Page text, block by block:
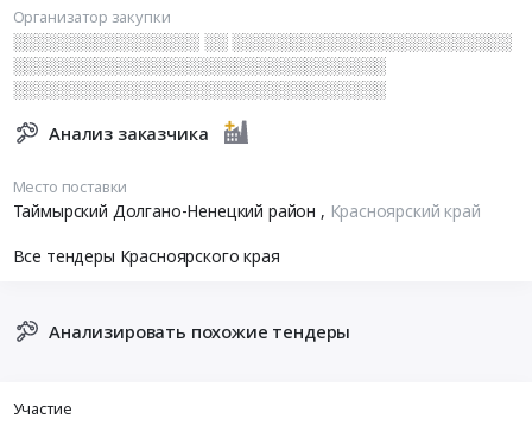
Организатор закупки
░░░░░░░░░░░░░░░░ ░░ ░░░░░░░░░░░░░░░░░░░░░░░░
░░░░░░░░░░░░░░░░░░░░░░░░░░░░░░░░
░░░░░░░░░░░░░░░░░░░░░░░░░░░░░░░░
Анализ заказчика
Место поставки
Таймырский Долгано-Ненецкий район , Красноярский край
Все тендеры Красноярского края
Анализировать похожие тендеры
Участие